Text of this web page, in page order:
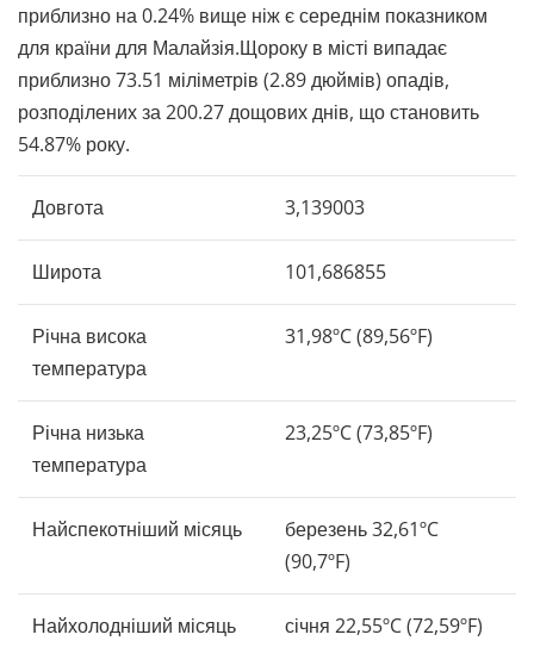
приблизно на 0.24% вище ніж є середнім показником
для країни для Малайзія.Щороку в місті випадає
приблизно 73.51 міліметрів (2.89 дюймів) опадів,
розподілених за 200.27 дощових днів, що становить
54.87% року.
Довгота 3,139003
Широта 101,686855
Річна висока
температура
31,98ºC (89,56ºF)
Річна низька
температура
23,25ºC (73,85ºF)
Найспекотніший місяць
березень 32,61ºC
(90,7ºF)
Найхолодніший місяць січня 22,55ºC (72,59ºF)